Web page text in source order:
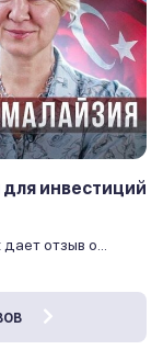
инвестиций
отзыв о...